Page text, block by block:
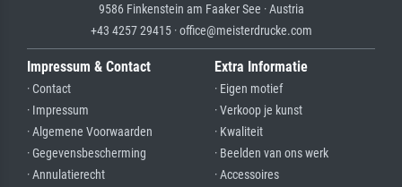
9586 Finkenstein am Faaker See · Austria
+43 4257 29415 · office@meisterdrucke.com
Impressum & Contact
· Contact
· Impressum
· Algemene Voorwaarden
· Gegevensbescherming
· Annulatierecht
Extra Informatie
· Eigen motief
· Verkoop je kunst
· Kwaliteit
· Beelden van ons werk
· Accessoires